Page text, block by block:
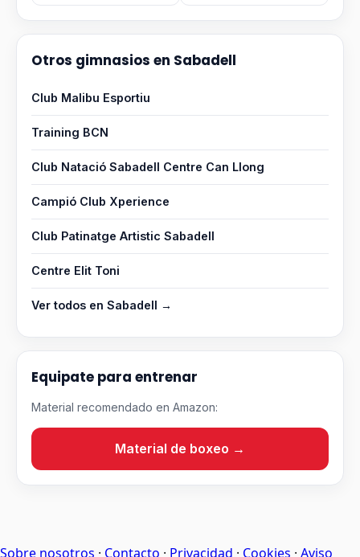
Otros gimnasios en Sabadell
Club Malibu Esportiu
Training BCN
Club Natació Sabadell Centre Can Llong
Campió Club Xperience
Club Patinatge Artistic Sabadell
Centre Elit Toni
Ver todos en Sabadell →
Equipate para entrenar
Material recomendado en Amazon:
Material de boxeo →
Sobre nosotros · Contacto · Privacidad · Cookies · Aviso